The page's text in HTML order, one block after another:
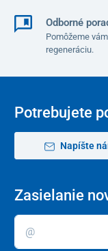
Odborné
Pomôžeme
regeneráciu.
Potrebujete
Napíšte
Zasielanie